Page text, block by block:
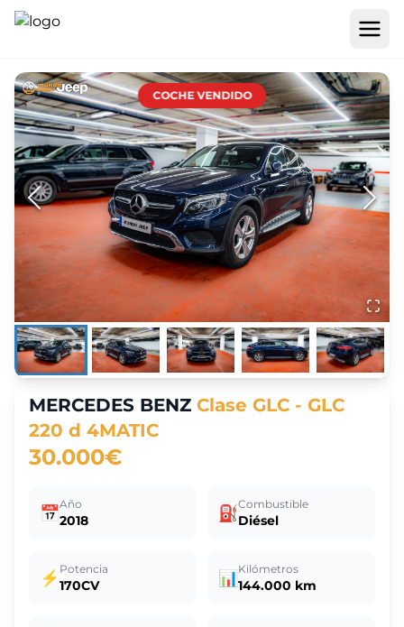
COCHE VENDIDO
MERCEDES BENZ Clase GLC - GLC
220 d 4MATIC
30.000€
📅Año
2018 ⛽Combustible
Diésel
⚡ Potencia
170CV 📊Kilómetros
144.000 km